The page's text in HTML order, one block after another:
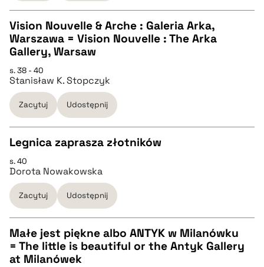
BIBTEX
pobierz cytat
CZYSTY TEKST
pobierz cytat
BIBTEX
pobierz cytat
Vision Nouvelle & Arche : Galeria Arka,
Warszawa = Vision Nouvelle : The Arka
Gallery, Warsaw
s. 38 - 40
Stanisław K. Stopczyk
Zacytuj Udostępnij
CZYSTY TEKST
pobierz cytat
BIBTEX
Legnica zaprasza złotników
s. 40
Dorota Nowakowska
Zacytuj Udostępnij
CZYSTY TEKST
Małe jest piękne albo ANTYK w Milanówku
= The little is beautiful or the Antyk Gallery
at Milanówek